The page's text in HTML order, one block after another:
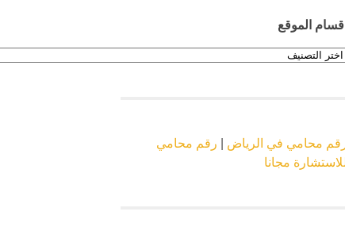
اقسام الموقع
محامي في الرياض
رقم محامي
مجانا